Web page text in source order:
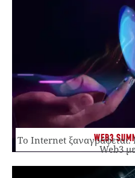
WEB3
Το Internet ξαναγράφεται.
Web3